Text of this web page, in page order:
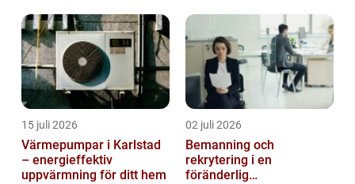
15 juli 2026
Värmepumpar i Karlstad
– energieffektiv
uppvärmning för ditt hem
02 juli 2026
Bemanning och
rekrytering i en
föränderlig